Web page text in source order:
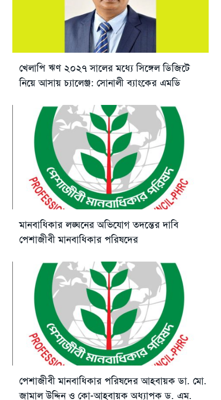
খেলাপি ঋণ ২০২৭ সালের মধ্যে সিঙ্গেল ডিজিটে
নিয়ে আসায় চ্যালেঞ্জ: সোনালী ব্যাংকের এমডি
মানবাধিকার লঙ্ঘনের অভিযোগ তদন্তের দাবি
পেশাজীবী মানবাধিকার পরিষদের
পেশাজীবী মানবাধিকার পরিষদের আহবায়ক ডা. মো.
জামাল উদ্দিন ও কো-আহবায়ক অধ্যাপক ড. এম.